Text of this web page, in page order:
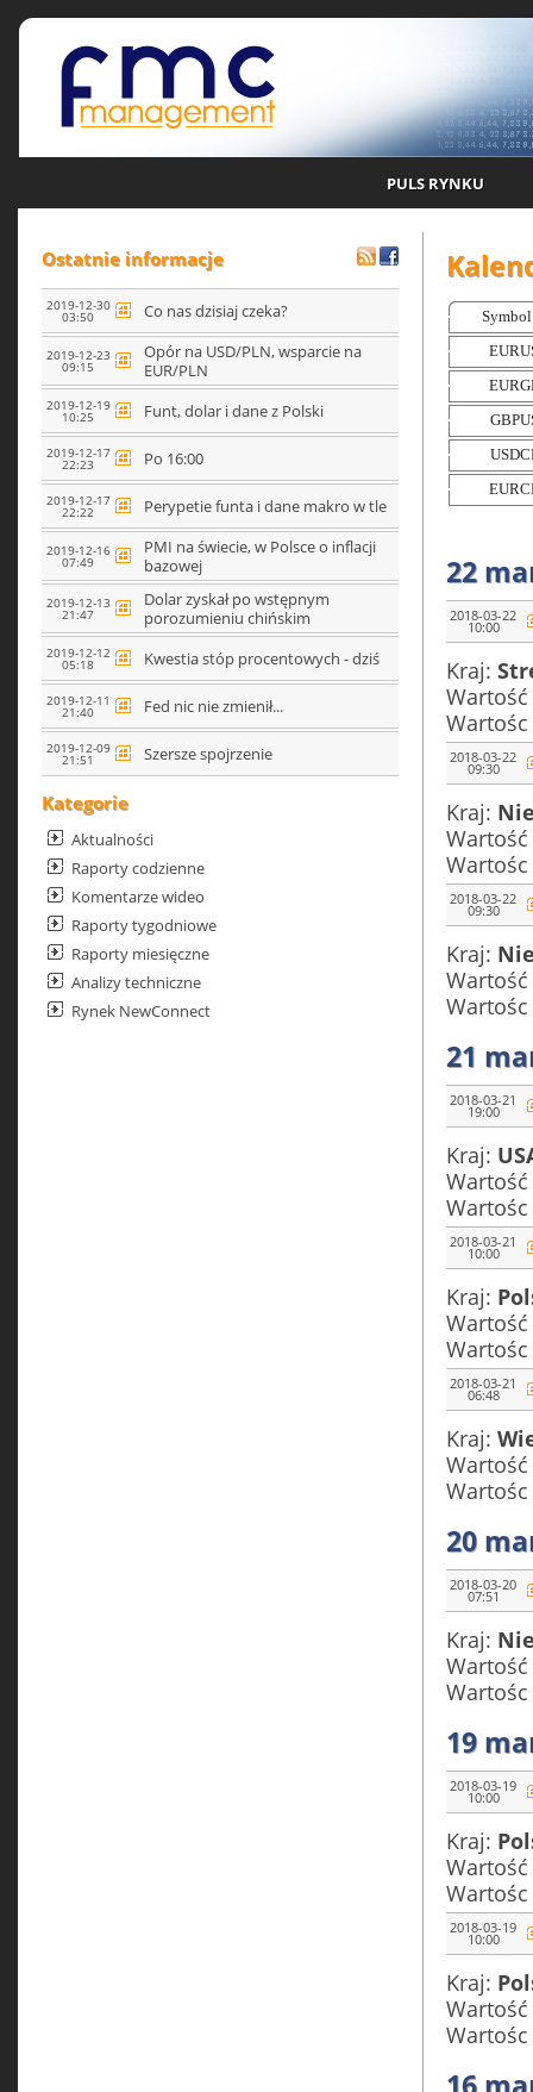
PULS RYNKU
Ostatnie informacje
2019-12-30
03:50 Co nas dzisiaj czeka?
2019-12-23
09:15
Opór na USD/PLN, wsparcie na
EUR/PLN
2019-12-19
10:25 Funt, dolar i dane z Polski
2019-12-17
22:23 Po 16:00
2019-12-17
22:22 Perypetie funta i dane makro w tle
2019-12-16
07:49
PMI na świecie, w Polsce o inflacji
bazowej
2019-12-13
21:47
Dolar zyskał po wstępnym
porozumieniu chińskim
2019-12-12
05:18 Kwestia stóp procentowych - dziś
2019-12-11
21:40 Fed nic nie zmienił...
2019-12-09
21:51 Szersze spojrzenie
Kategorie
Aktualności
Raporty codzienne
Komentarze wideo
Raporty tygodniowe
Raporty miesięczne
Analizy techniczne
Rynek NewConnect
22
2018-03-22
10:00
Kraj:
2018-03-22
09:30
Kraj:
2018-03-22
09:30
Kraj:
21
2018-03-21
19:00
Kraj:
2018-03-21
10:00
Kraj:
2018-03-21
06:48
Kraj:
20
2018-03-20
07:51
Kraj:
19
2018-03-19
10:00
Kraj:
2018-03-19
10:00
Kraj: